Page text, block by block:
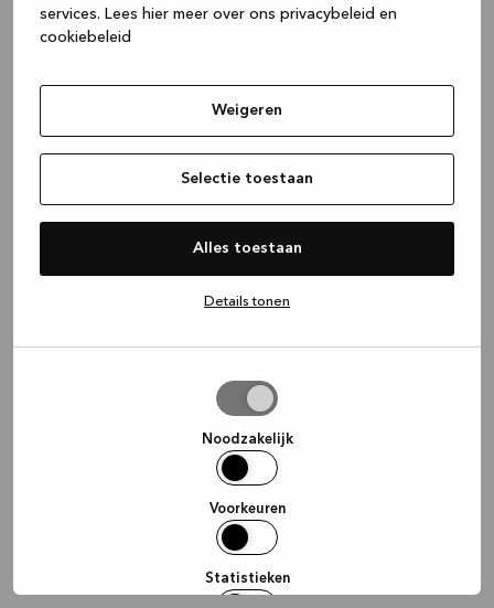
services. Lees hier meer over ons privacybeleid en
cookiebeleid
Weigeren
Selectie toestaan
Alles toestaan
Details tonen
Noodzakelijk
Voorkeuren
Statistieken
(see the browser console for more
information).